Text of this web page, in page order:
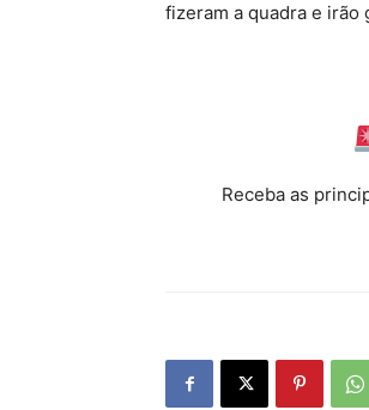
fizeram a quadra e irão
Receba as